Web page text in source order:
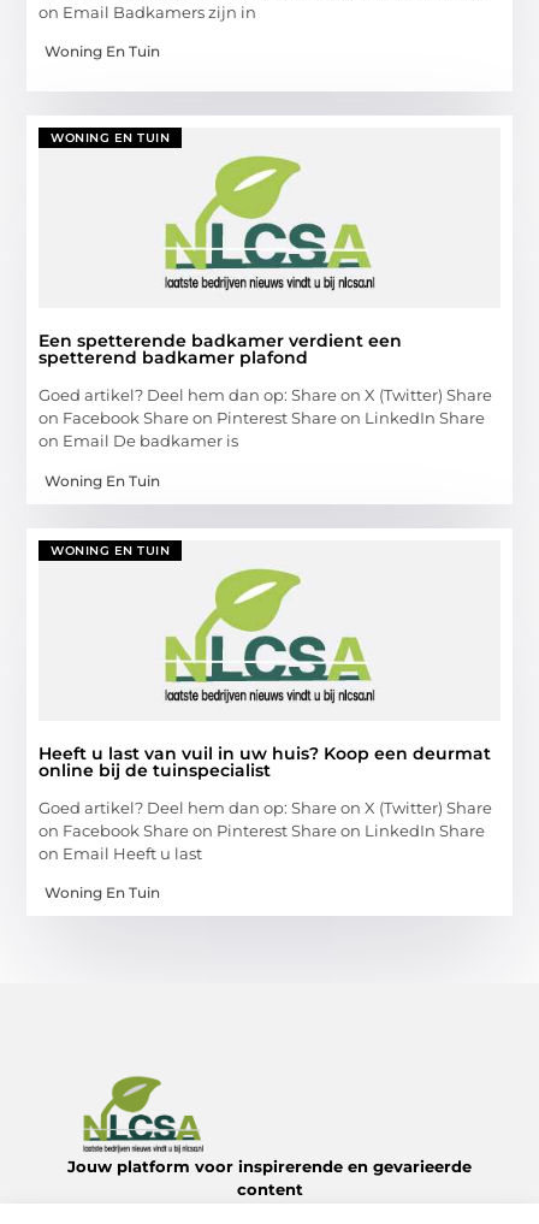
on Email Badkamers zijn in
Woning En Tuin
WONING EN TUIN
Een spetterende badkamer verdient een
spetterend badkamer plafond
Goed artikel? Deel hem dan op: Share on X (Twitter) Share
on Facebook Share on Pinterest Share on LinkedIn Share
on Email De badkamer is
Woning En Tuin
WONING EN TUIN
Heeft u last van vuil in uw huis? Koop een deurmat
online bij de tuinspecialist
Goed artikel? Deel hem dan op: Share on X (Twitter) Share
on Facebook Share on Pinterest Share on LinkedIn Share
on Email Heeft u last
Woning En Tuin
Jouw platform voor inspirerende en gevarieerde
content